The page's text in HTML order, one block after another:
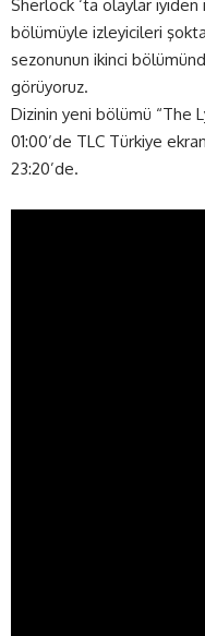
Sherlock ‘ta olaylar iyiden
bölümüyle izleyicileri
sezonunun ikinci
görüyoruz.
Dizinin yeni bölümü “The
01:00’de TLC Türkiye
23:20’de.